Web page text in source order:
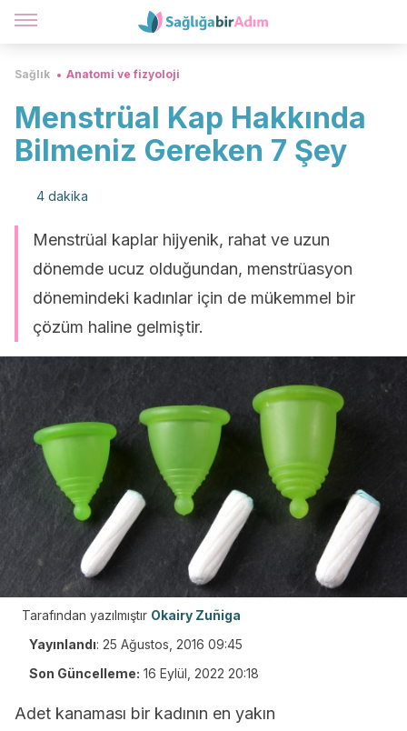
Sağlık Anatomi ve fizyoloji
Menstrüal Kap Hakkında
Bilmeniz Gereken 7 Şey
4 dakika
Menstrüal kaplar hijyenik, rahat ve uzun
dönemde ucuz olduğundan, menstrüasyon
dönemindeki kadınlar için de mükemmel bir
çözüm haline gelmiştir.
Tarafından yazılmıştır Okairy Zuñiga
Yayınlandı: 25 Ağustos, 2016 09:45
Son Güncelleme: 16 Eylül, 2022 20:18
Adet kanaması bir kadının en yakın